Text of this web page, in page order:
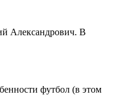
Александрович. В
футбол (в этом